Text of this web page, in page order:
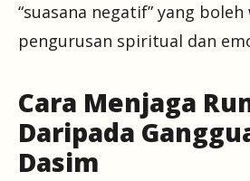
“suasana negatif” yang
pengurusan spiritual dan
Cara Menjaga
Daripada
Dasim